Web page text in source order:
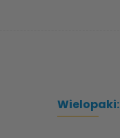
Wielopaki: